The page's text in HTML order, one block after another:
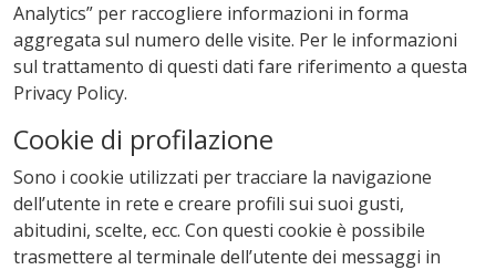
Analytics” per raccogliere informazioni in forma
aggregata sul numero delle visite. Per le informazioni
sul trattamento di questi dati fare riferimento a questa
Privacy Policy.
Cookie di profilazione
Sono i cookie utilizzati per tracciare la navigazione
dell’utente in rete e creare profili sui suoi gusti,
abitudini, scelte, ecc. Con questi cookie è possibile
trasmettere al terminale dell’utente dei messaggi in